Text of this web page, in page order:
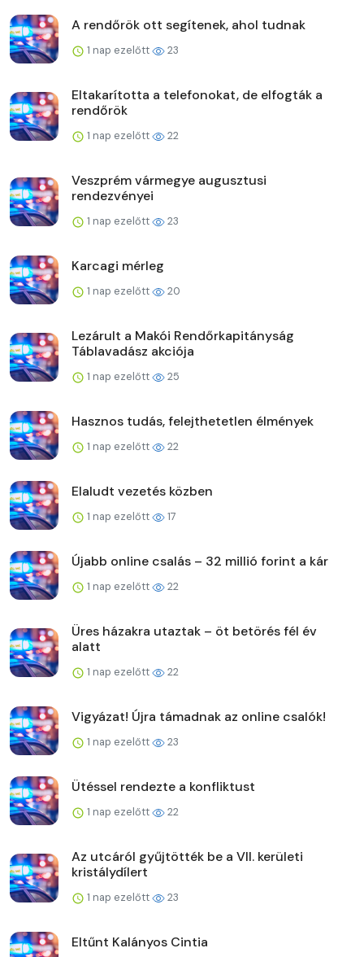
A rendőrök ott segítenek, ahol tudnak
1 nap ezelőtt 23
Eltakarította a telefonokat, de elfogták a
rendőrök
1 nap ezelőtt 22
Veszprém vármegye augusztusi
rendezvényei
1 nap ezelőtt 23
Karcagi mérleg
1 nap ezelőtt 20
Lezárult a Makói Rendőrkapitányság
Táblavadász akciója
1 nap ezelőtt 25
Hasznos tudás, felejthetetlen élmények
1 nap ezelőtt 22
Elaludt vezetés közben
1 nap ezelőtt 17
Újabb online csalás – 32 millió forint a kár
1 nap ezelőtt 22
Üres házakra utaztak – öt betörés fél év
alatt
1 nap ezelőtt 22
Vigyázat! Újra támadnak az online csalók!
1 nap ezelőtt 23
Ütéssel rendezte a konfliktust
1 nap ezelőtt 22
Az utcáról gyűjtötték be a VII. kerületi
kristálydílert
1 nap ezelőtt 23
Eltűnt Kalányos Cintia